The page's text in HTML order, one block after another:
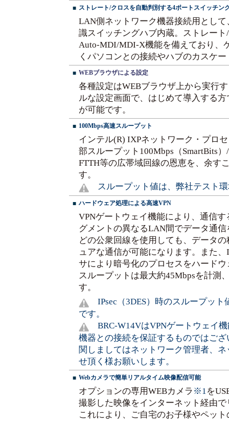
■ ストレート/クロスを自動判別する4ポートスイッチン
LAN側ネットワーク機器接続用とし
識スイッチングハブ内蔵。ストレー
Auto-MDI/MDI-X機能を備えており、
くパソコンとの接続やハブのカスケ
■ WEBブラウザによる設定
各種設定はWEBブラウザ上から実行
ルな設定画面で、はじめて導入する
が可能です。
■ 100Mbps高速スループット
インテル(R) IXPネットワーク・プロ
部スループット100Mbps（SmartBits
FTTH等の広帯域回線の恩恵を、余す
す。
スループット値は、弊社テスト
■ ハードウェア処理による高速VPN
VPNゲートウェイ機能により、通信
グメントの異なるLAN間でデータ通
どの公衆回線を使用しても、データ
ュアな通信が可能になります。また
サにより暗号化のプロセスをハードウ
スループットは最大約45Mbpsを計測
す。
IPsec（3DES）時のスループッ
です。
BRC-W14VはVPNゲートウェイ
機器との接続を保証するものではご
関しましてはネットワーク管理者、
せ頂く様お願いします。
■ Webカメラで簡単リアルタイム映像配信可能
オプションの専用WEBカメラ ※1を
撮影した映像をインターネット経由
これにより、ご自宅のお子様やペッ